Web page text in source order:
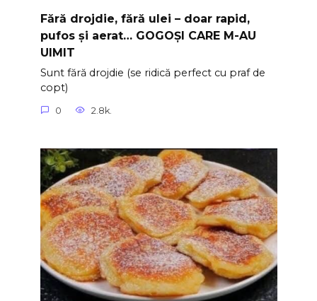
Fără drojdie, fără ulei – doar rapid,
pufos și aerat… GOGOȘI CARE M-AU
UIMIT
Sunt fără drojdie (se ridică perfect cu praf de
copt)
0 2.8k.